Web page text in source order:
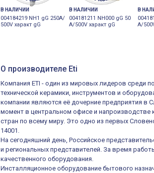
В НАЛИЧИИ
004184219 NH1 gG 250A/
500V характ gG
В НАЛИЧИИ
004181211 NH000 gG 50
A/500V характ gG
В
A/
О производителе Eti
Компания ETI - один из мировых лидеров среди
технической керамики, инструментов и
компании являются её дочерние предприятия в
момент в центральном офисе и напроизводстве
стран по всему миру. Это одно из первых
14001.
На сегодняшний день, Российское
и региональных представителей. За время
качественного оборудования.
Инсталляционное оборудование бытового